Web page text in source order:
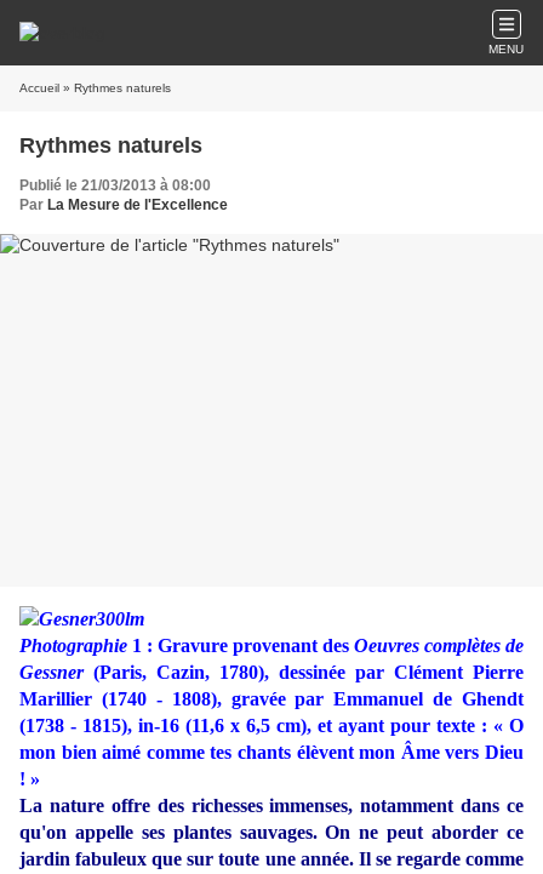
MENU
Accueil » Rythmes naturels
Rythmes naturels
Publié le 21/03/2013 à 08:00
Par La Mesure de l'Excellence
Photographie 1 : Gravure provenant des Oeuvres complètes de
Gessner(Paris, Cazin, 1780), dessinée par Clément Pierre
Marillier (1740 - 1808), gravée par Emmanuel de Ghendt
(1738 - 1815), in-16 (11,6 x 6,5 cm), et ayant pour texte : « O
mon bien aimé comme tes chants élèvent mon Âme vers Dieu
! »
La nature offre des richesses immenses, notamment dans ce
qu'on appelle ses plantes sauvages. On ne peut aborder ce
jardin fabuleux que sur toute une année. Il se regarde comme